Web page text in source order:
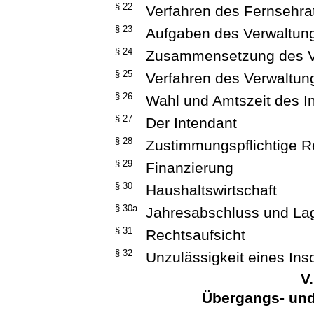
§ 22 Verfahren des
§ 23 Aufgaben des
§ 24 Zusammensetzung des
§ 25 Verfahren des
§ 26 Wahl und Amtszeit des
§ 27 Der Intendant
§ 28 Zustimmungspflichtige
§ 29 Finanzierung
§ 30 Haushaltswirtschaft
§ 30a Jahresabschluss und
§ 31 Rechtsaufsicht
§ 32
Unzulässigkeit eines
Übergangs-